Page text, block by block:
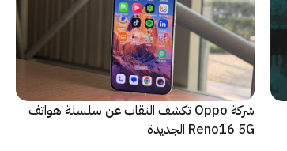
شركة Oppo تكشف النقاب عن سلسلة هواتف
Reno16 5G الجديدة